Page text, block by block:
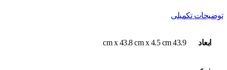
توضیحات تکمیلی
ابعاد 43.9 cm x 43.8 cm x 4.5 cm